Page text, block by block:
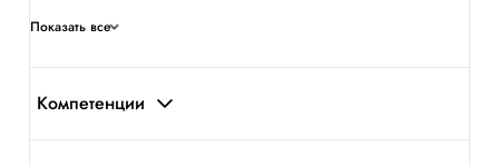
Показать все
Компетенции